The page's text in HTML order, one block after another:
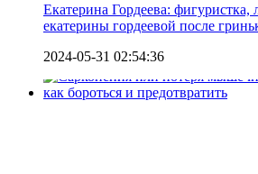
Екатерина Гордеева:
екатерины гордеевой после
2024-05-31 02:54:36